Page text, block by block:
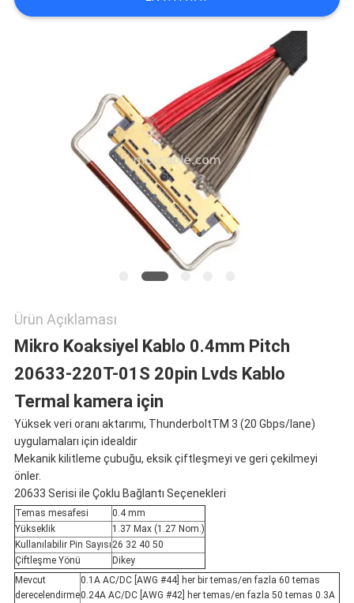
GIZLILIK
POLITIKASI
Ürün Açıklaması
Mikro Koaksiyel Kablo 0.4mm Pitch
20633-220T-01S 20pin Lvds Kablo
Termal kamera için
Yüksek veri oranı aktarımı, ThunderboltTM 3 (20 Gbps/lane)
uygulamaları için idealdir
Mekanik kilitleme çubuğu, eksik çiftleşmeyi ve geri çekilmeyi
önler.
20633 Serisi ile Çoklu Bağlantı Seçenekleri
Temas mesafesi
0.4 mm
Yükseklik
1.37 Max (1.27 Nom.)
Kullanılabilir Pin Sayısı26 32 40 50
Çiftleşme Yönü
Dikey
Mevcut
derecelendirme
0.1A AC/DC [AWG #44] her bir temas/en fazla 60 temas
0.24A AC/DC [AWG #42] her temas/en fazla 50 temas 0.3A